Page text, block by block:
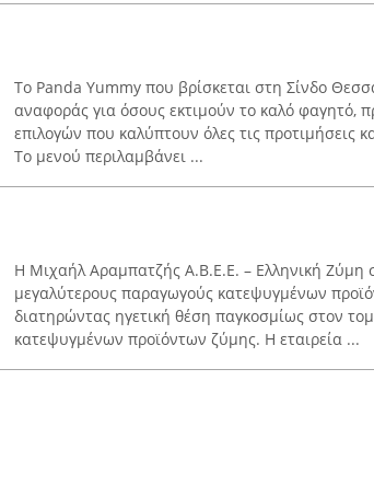
Το Panda Yummy που βρίσκεται στη Σίνδο
αναφοράς για όσους εκτιμούν το καλό φαγητό,
επιλογών που καλύπτουν όλες τις προτιμήσεις
Το μενού περιλαμβάνει ...
Η Μιχαήλ Αραμπατζής Α.Β.Ε.Ε. – Ελληνική Ζύμη
μεγαλύτερους παραγωγούς κατεψυγμένων
διατηρώντας ηγετική θέση παγκοσμίως στον
κατεψυγμένων προϊόντων ζύμης. Η εταιρεία ...